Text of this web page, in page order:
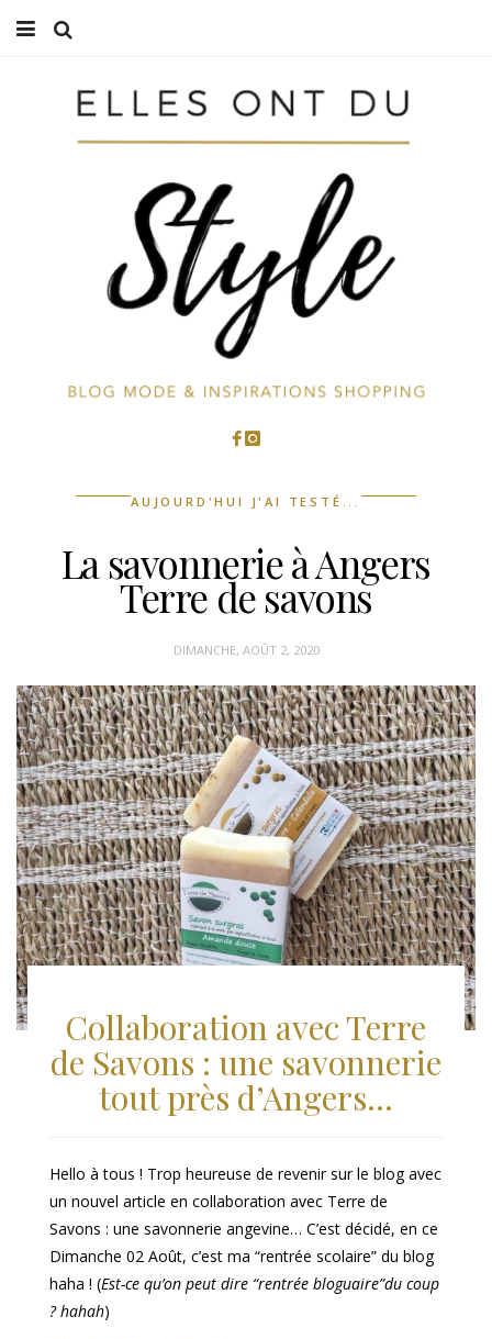
Contactez-moi
AUJOURD'HUI J'AI TESTÉ...
La savonnerie à Angers
Terre de savons
DIMANCHE, AOÛT 2, 2020
Collaboration avec Terre
de Savons : une savonnerie
tout près d’Angers…
Hello à tous ! Trop heureuse de revenir sur le blog avec
un nouvel article en collaboration avec Terre de
Savons : une savonnerie angevine… C’est décidé, en ce
Dimanche 02 Août, c’est ma “rentrée scolaire” du blog
haha ! (Est-ce qu’on peut dire “rentrée bloguaire”du coup
? hahah)